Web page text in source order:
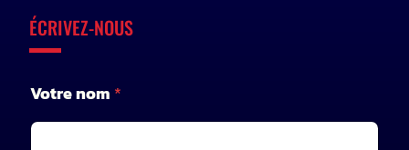
ÉCRIVEZ-NOUS
*
V
o
Votre nom *